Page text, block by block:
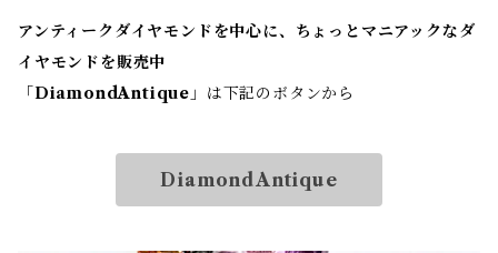
アンティークダイヤモンドを中心に、ちょっとマニアックなダ
イヤモンドを販売中
「DiamondAntique 」は下記のボタンから
DiamondAntique